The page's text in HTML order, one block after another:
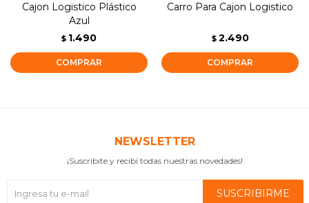
Cajon Logistico Plástico
Azul
$ 1.490
Carro Para Cajon Logistico
$ 2.490
NEWSLETTER
¡Suscribite y recibí todas nuestras novedades!
SUSCRIBIRME